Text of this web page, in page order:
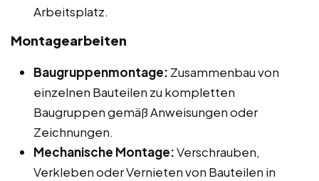
Arbeitsplatz.
Montagearbeiten
Baugruppenmontage: Zusammenbau von
einzelnen Bauteilen zu kompletten
Baugruppen gemäß Anweisungen oder
Zeichnungen.
Mechanische Montage:Verschrauben,
Verkleben oder Vernieten von Bauteilen in